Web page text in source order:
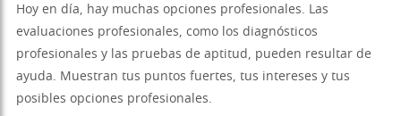
Hoy en día, hay muchas opciones profesionales. Las
evaluaciones profesionales, como los diagnósticos
profesionales y las pruebas de aptitud, pueden resultar de
ayuda. Muestran tus puntos fuertes, tus intereses y tus
posibles opciones profesionales.